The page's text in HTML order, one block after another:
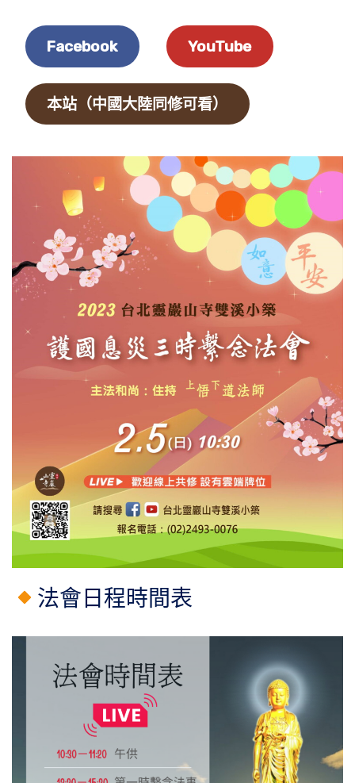
Facebook YouTube
本站（中國大陸同修可看）
法會日程時間表